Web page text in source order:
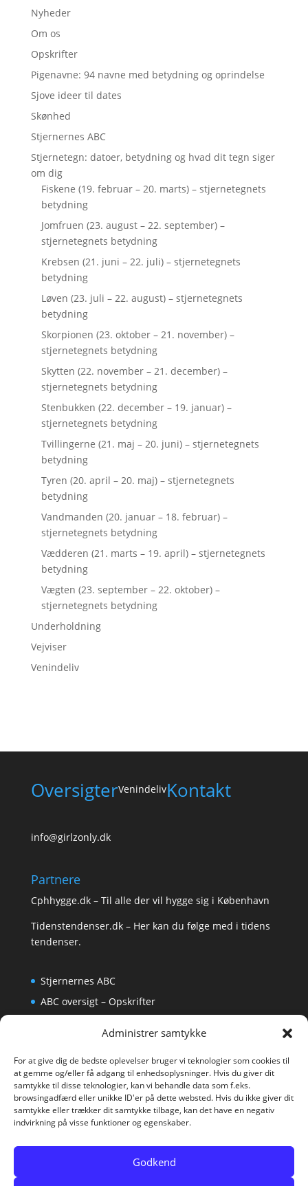
Administrer samtykke
For at give dig de bedste oplevelser bruger vi teknologier som cookies til
at gemme og/eller få adgang til enhedsoplysninger. Hvis du giver dit
samtykke til disse teknologier, kan vi behandle data som f.eks.
browsingadfærd eller unikke ID'er på dette websted. Hvis du ikke giver dit
samtykke eller trækker dit samtykke tilbage, kan det have en negativ
indvirkning på visse funktioner og egenskaber.
Godkend
Nyheder
Om os
Opskrifter
Pigenavne: 94 navne med betydning og oprindelse
Sjove ideer til dates
Skønhed
Stjernernes ABC
Stjernetegn: datoer, betydning og hvad dit tegn siger
om dig
Fiskene (19. februar – 20. marts) – stjernetegnets
betydning
Jomfruen (23. august – 22. september) –
stjernetegnets betydning
Krebsen (21. juni – 22. juli) – stjernetegnets
betydning
Løven (23. juli – 22. august) – stjernetegnets
betydning
Skorpionen (23. oktober – 21. november) –
stjernetegnets betydning
Skytten (22. november – 21. december) –
stjernetegnets betydning
Stenbukken (22. december – 19. januar) –
stjernetegnets betydning
Tvillingerne (21. maj – 20. juni) – stjernetegnets
betydning
Tyren (20. april – 20. maj) – stjernetegnets
betydning
Vandmanden (20. januar – 18. februar) –
stjernetegnets betydning
Vædderen (21. marts – 19. april) – stjernetegnets
betydning
Vægten (23. september – 22. oktober) –
stjernetegnets betydning
Underholdning
Vejviser
Venindeliv
OversigterVenindelivKontakt
info@girlzonly.dk
Partnere
Cphhygge.dk– Til alle der vil hygge sig i København
Tidenstendenser.dk– Her kan du følge med i tidens
tendenser.
Stjernernes ABC
ABC oversigt – Opskrifter